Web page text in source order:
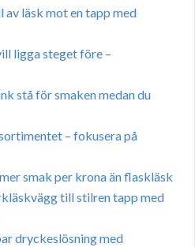
läsk mot en tapp med
ligga steget före –
stå för smaken medan du
– fokusera på
smak per krona än flaskläsk
till stilren tapp med
dryckeslösning med